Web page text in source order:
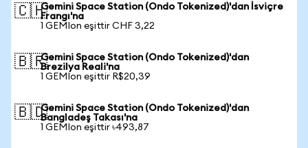
🇨🇭Gemini Space Station (Ondo Tokenized)'dan İsviçre
Frangı'na
1 GEMIon eşittir CHF 3,22
🇧🇷Gemini Space Station (Ondo Tokenized)'dan
Brezilya Reali'na
1 GEMIon eşittir R$20,39
🇧🇩Gemini Space Station (Ondo Tokenized)'dan
Bangladeş Takası'na
1 GEMIon eşittir ৳493,87